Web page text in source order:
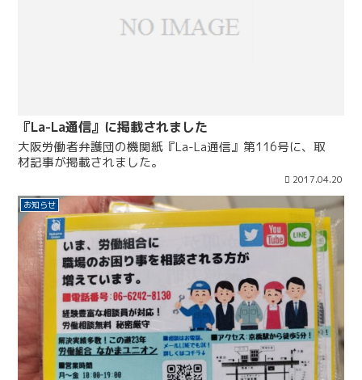
『La-La通信』に掲載されました
大阪労働者弁護団の機関紙『La-La通信』第116号に、取
材記事が掲載されました。
2017.04.20
お知らせ